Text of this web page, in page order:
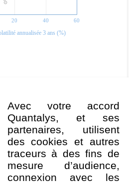
20 40 60
annualisée 3 ans (%)
Par rapport à la Cat
% Mauvais
% Très mauvais
% Mauvais
Avec votre accord
Quantalys, et ses
partenaires, utilisent
des cookies et autres
traceurs à des fins de
mesure d’audience,
connexion avec les